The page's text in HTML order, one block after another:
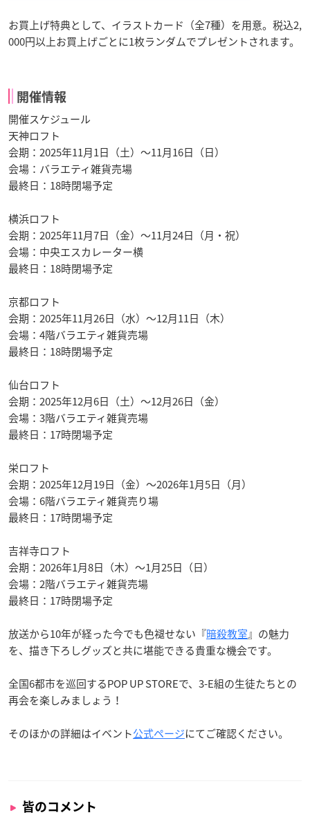
お買上げ特典として、イラストカード（全7種）を用意。税込2,
000円以上お買上げごとに1枚ランダムでプレゼントされます。
開催情報
開催スケジュール
天神ロフト
会期：2025年11月1日（土）〜11月16日（日）
会場：バラエティ雑貨売場
最終日：18時閉場予定
横浜ロフト
会期：2025年11月7日（金）〜11月24日（月・祝）
会場：中央エスカレーター横
最終日：18時閉場予定
京都ロフト
会期：2025年11月26日（水）〜12月11日（木）
会場：4階バラエティ雑貨売場
最終日：18時閉場予定
仙台ロフト
会期：2025年12月6日（土）〜12月26日（金）
会場：3階バラエティ雑貨売場
最終日：17時閉場予定
栄ロフト
会期：2025年12月19日（金）〜2026年1月5日（月）
会場：6階バラエティ雑貨売り場
最終日：17時閉場予定
吉祥寺ロフト
会期：2026年1月8日（木）〜1月25日（日）
会場：2階バラエティ雑貨売場
最終日：17時閉場予定
放送から10年が経った今でも色褪せない『暗殺教室』の魅力
を、描き下ろしグッズと共に堪能できる貴重な機会です。
全国6都市を巡回するPOP UP STOREで、3-E組の生徒たちとの
再会を楽しみましょう！
そのほかの詳細はイベント公式ページにてご確認ください。
皆のコメント